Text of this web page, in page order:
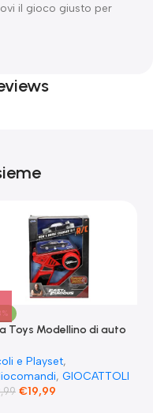
il gioco giusto per
Toys Modellino di auto
RC 1970
Toretto Dodge
1:55
e Playset,
, GIOCATTOLI
€19,99